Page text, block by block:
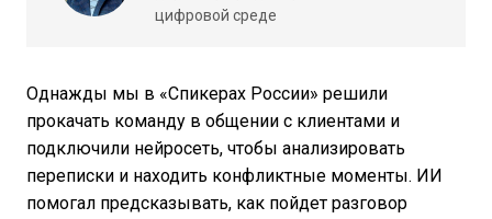
цифровой среде
Однажды мы в «Спикерах России» решили
прокачать команду в общении с клиентами и
подключили нейросеть, чтобы анализировать
переписки и находить конфликтные моменты. ИИ
помогал предсказывать, как пойдет разговор